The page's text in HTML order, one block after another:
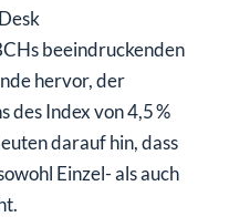
beeindruckenden
hervor, der
des Index von 4,5 %
darauf hin, dass
Einzel- als auch